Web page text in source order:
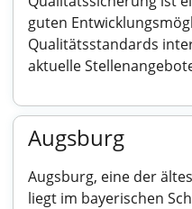
guten
Qualitätsstandards
aktuelle
Augsburg
Augsburg, eine der
liegt im bayerischen